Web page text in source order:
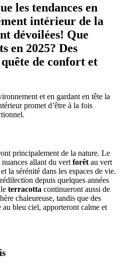
les tendances en
intérieur de la
dévoilées! Que
en 2025? Des
de confort et
et en gardant en tête la
promet d’être à la fois
principalement de la nature. Le
allant du vert forêt au vert
la sérénité dans les espaces de vie.
depuis quelques années
terracotta continueront aussi de
chaleureuse, tandis que des
au bleu ciel, apporteront calme et